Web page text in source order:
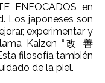
ENFOCADOS en
Los japoneses son
experimentar y
Kaizen “改 善
Esta filosofía también
de la piel.